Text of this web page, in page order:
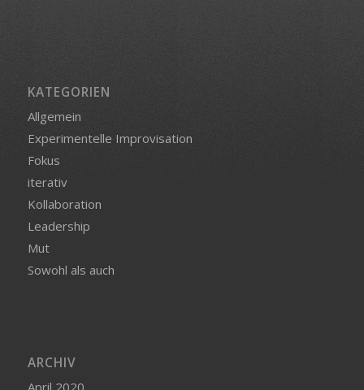
KATEGORIEN
Allgemein
Experimentelle Improvisation
Fokus
iterativ
Kollaboration
Leadership
Mut
Sowohl als auch
ARCHIV